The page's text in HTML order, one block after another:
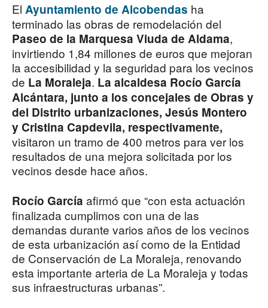
El Ayuntamiento de Alcobendas ha
terminado las obras de remodelación del
Paseo de la Marquesa Viuda de Aldama,
invirtiendo 1,84 millones de euros que mejoran
la accesibilidad y la seguridad para los vecinos
de La Moraleja. La alcaldesa Rocío García
Alcántara, junto a los concejales de Obras y
del Distrito urbanizaciones, Jesús Montero
y Cristina Capdevila, respectivamente,
visitaron un tramo de 400 metros para ver los
resultados de una mejora solicitada por los
vecinos desde hace años.
Rocío García afirmó que “con esta actuación
finalizada cumplimos con una de las
demandas durante varios años de los vecinos
de esta urbanización así como de la Entidad
de Conservación de La Moraleja, renovando
esta importante arteria de La Moraleja y todas
sus infraestructuras urbanas”.